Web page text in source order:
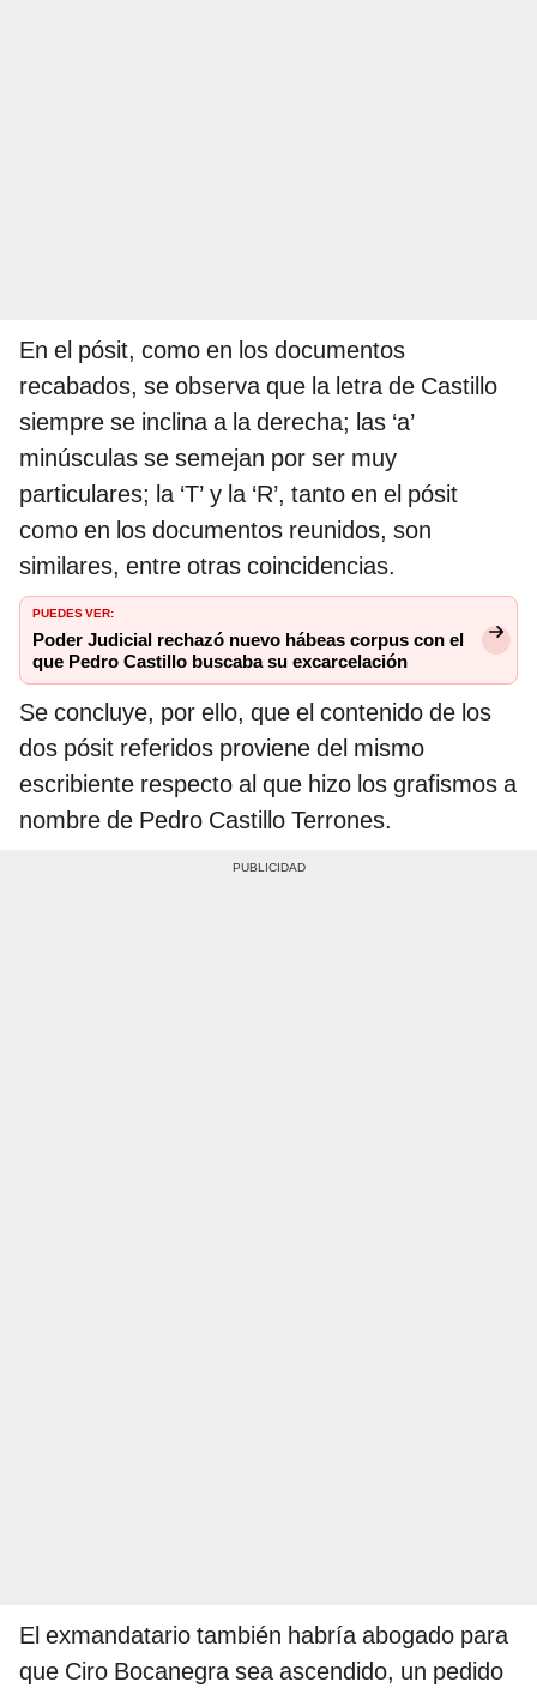
En el pósit, como en los documentos
recabados, se observa que la letra de Castillo
siempre se inclina a la derecha; las ‘a’
minúsculas se semejan por ser muy
particulares; la ‘T’ y la ‘R’, tanto en el pósit
como en los documentos reunidos, son
similares, entre otras coincidencias.
PUEDES VER:
Poder Judicial rechazó nuevo hábeas corpus con el
que Pedro Castillo buscaba su excarcelación
Se concluye, por ello, que el contenido de los
dos pósit referidos proviene del mismo
escribiente respecto al que hizo los grafismos a
nombre de Pedro Castillo Terrones.
El exmandatario también habría abogado para
que Ciro Bocanegra sea ascendido, un pedido